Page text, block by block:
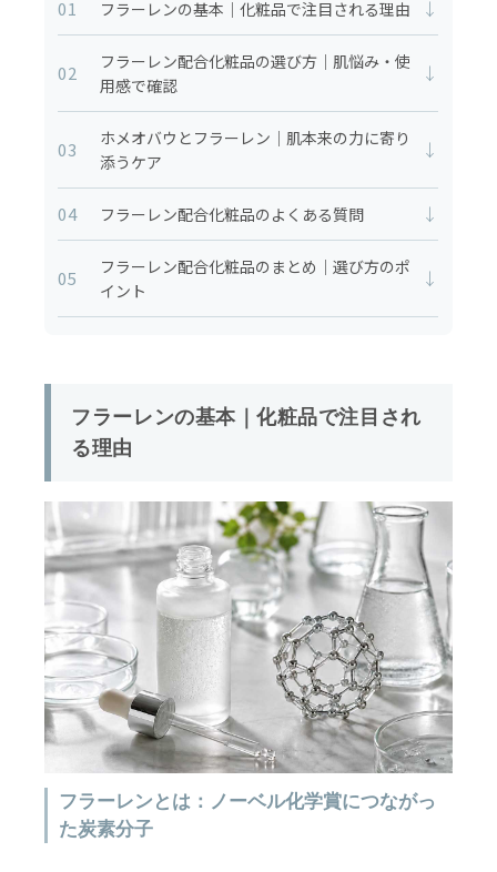
01 フラーレンの基本｜化粧品で注目される理由 ↓
02
フラーレン配合化粧品の選び方｜肌悩み・使
用感で確認
↓
03
ホメオバウとフラーレン｜肌本来の力に寄り
添うケア
↓
04 フラーレン配合化粧品のよくある質問 ↓
05
フラーレン配合化粧品のまとめ｜選び方のポ
イント
↓
フラーレンの基本｜化粧品で注目され
る理由
フラーレンとは：ノーベル化学賞につながっ
た炭素分子